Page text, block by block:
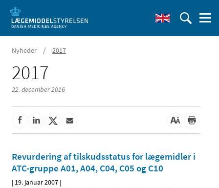
Nyheder / 2017
2017
22. december 2016
Revurdering af tilskudsstatus for lægemidler i
ATC-gruppe A01, A04, C04, C05 og C10
| 19. januar 2007 |